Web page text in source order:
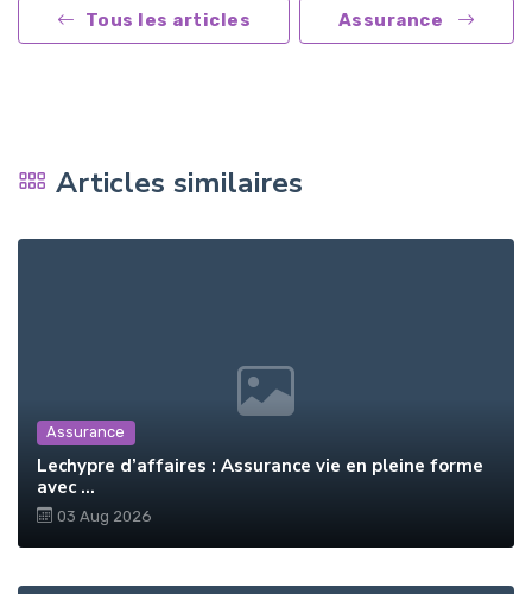
Tous les articles Assurance
Articles similaires
Assurance
Lechypre d’affaires : Assurance vie en pleine forme
avec ...
03 Aug 2026